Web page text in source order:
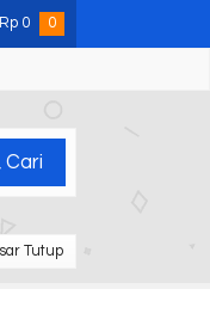
Rp 0 0
Cari
Tutup